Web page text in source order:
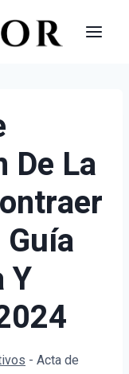
De La
Y
- Acta de